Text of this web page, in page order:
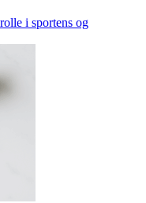
i sportens og